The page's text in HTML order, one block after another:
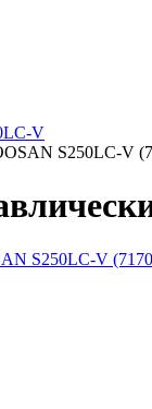
V
S250LC-V